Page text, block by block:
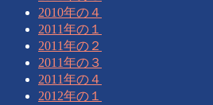
2010年の４
2011年の１
2011年の２
2011年の３
2011年の４
2012年の１